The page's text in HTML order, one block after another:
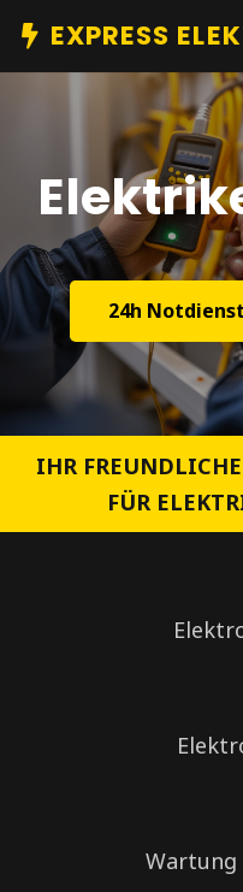
EXPRESS
24h
IHR
FÜR
Wartung